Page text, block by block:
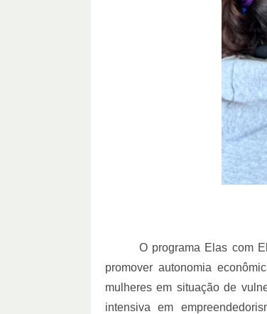
O programa Elas com
promover autonomia
mulheres em situação de
intensiva em